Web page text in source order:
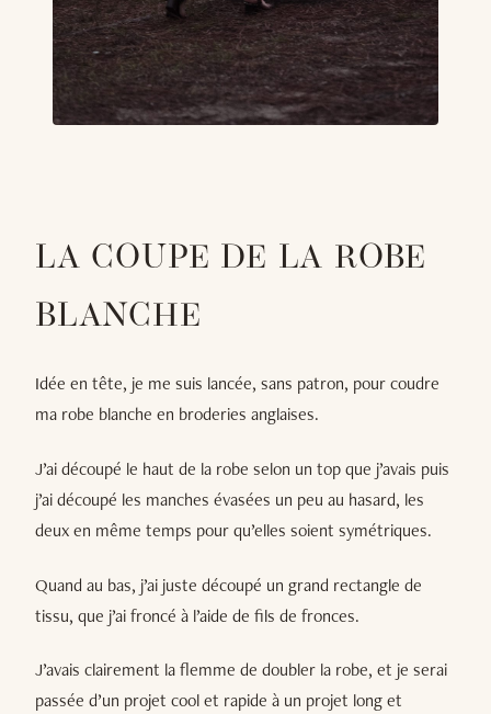
LA COUPE DE LA ROBE
BLANCHE
Idée en tête, je me suis lancée, sans patron, pour coudre
ma robe blanche en broderies anglaises.
J’ai découpé le haut de la robe selon un top que j’avais puis
j’ai découpé les manches évasées un peu au hasard, les
deux en même temps pour qu’elles soient symétriques.
Quand au bas, j’ai juste découpé un grand rectangle de
tissu, que j’ai froncé à l’aide de fils de fronces.
J’avais clairement la flemme de doubler la robe, et je serai
passée d’un projet cool et rapide à un projet long et